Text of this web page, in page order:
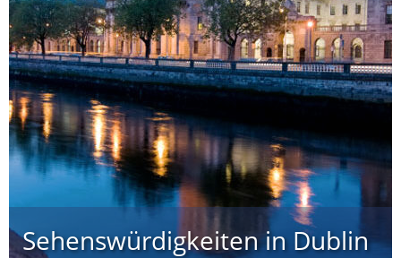
Sehenswürdigkeiten in Dublin